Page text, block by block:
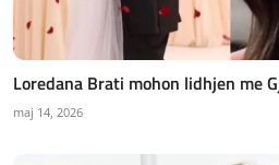
Loredana Brati mohon lidhjen me
maj 14, 2026